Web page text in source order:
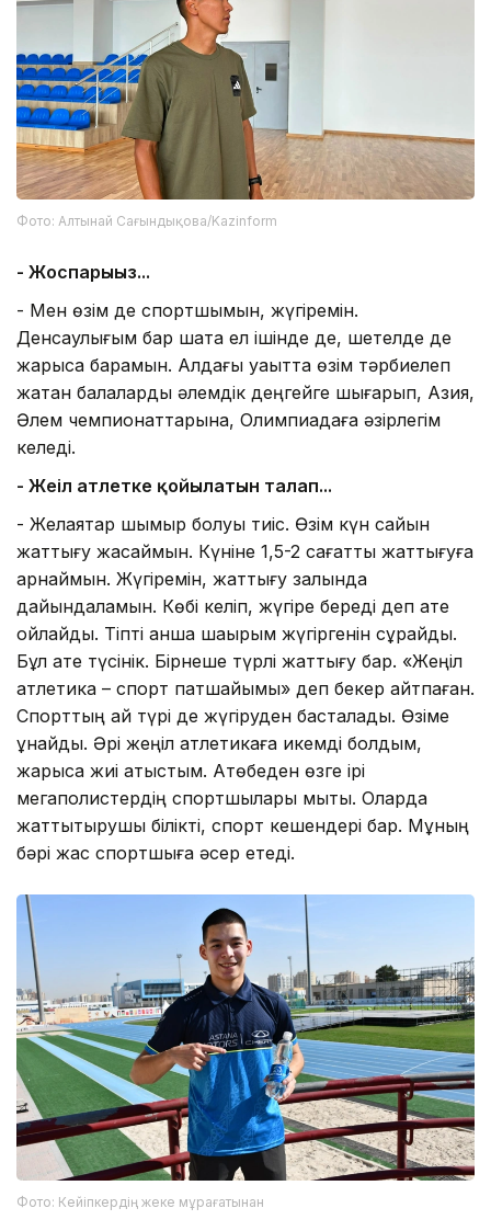
Фото: Алтынай Сағындықова/Kazinform
- Жоспарыңыз...
- Мен өзім де спортшымын, жүгіремін.
Денсаулығым бар шақта ел ішінде де, шетелде де
жарысқа барамын. Алдағы уақытта өзім тәрбиелеп
жатқан балаларды әлемдік деңгейге шығарып, Азия,
Әлем чемпионаттарына, Олимпиадаға әзірлегім
келеді.
- Жеңіл атлетке қойылатын талап...
- Желаяқтар шымыр болуы тиіс. Өзім күн сайын
жаттығу жасаймын. Күніне 1,5-2 сағатты жаттығуға
арнаймын. Жүгіремін, жаттығу залында
дайындаламын. Көбі келіп, жүгіре береді деп қате
ойлайды. Тіпті қанша шақырым жүгіргенін сұрайды.
Бұл қате түсінік. Бірнеше түрлі жаттығу бар. «Жеңіл
атлетика – спорт патшайымы» деп бекер айтпаған.
Спорттың қай түрі де жүгіруден басталады. Өзіме
ұнайды. Әрі жеңіл атлетикаға икемді болдым,
жарысқа жиі қатыстым. Ақтөбеден өзге ірі
мегаполистердің спортшылары мықты. Оларда
жаттықтырушы білікті, спорт кешендері бар. Мұның
бәрі жас спортшыға әсер етеді.
Фото: Кейіпкердің жеке мұрағатынан